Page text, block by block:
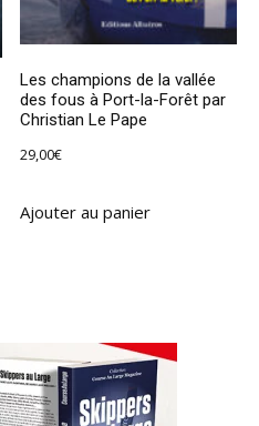
Les champions de la vallée
des fous à Port-la-Forêt par
Christian Le Pape
29,00€
Ajouter au panier